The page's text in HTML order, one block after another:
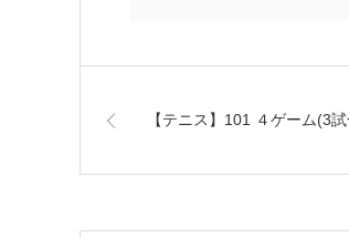
【テニス】101 ４ゲーム(3